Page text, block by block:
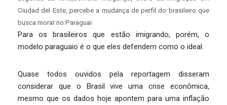
Ciudad del Este, percebe a mudança de perfil do brasileiro que
busca morar no Paraguai
Para os brasileiros que estão imigrando, porém, o
modelo paraguaio é o que eles defendem como o ideal.
Quase todos ouvidos pela reportagem disseram
considerar que o Brasil vive uma crise econômica,
mesmo que os dados hoje apontem para uma inflação